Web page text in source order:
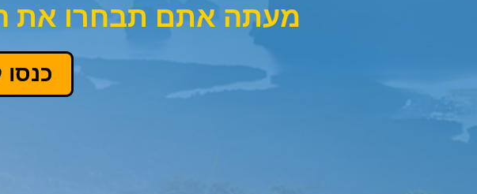
מעתה אתם תבחרו את